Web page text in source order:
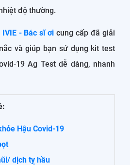
độ thường.
IVIE - Bác sĩ ơi cung cấp đã giải
và giúp bạn sử dụng kit test
19 Ag Test dễ dàng, nhanh
Hậu Covid-19
dịch tỵ hầu